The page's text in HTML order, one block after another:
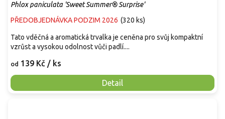
Phlox paniculata 'Sweet Summer® Surprise'
PŘEDOBJEDNÁVKA PODZIM 2026 (320 ks)
od 139 Kč / ks
Detail
Tato vděčná a aromatická trvalka je ceněna pro svůj kompaktní
vzrůst a vysokou odolnost vůči padlí....